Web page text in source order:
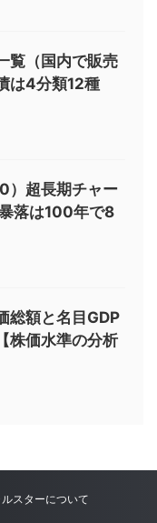
覧（国内で販売
は4分類12種
）超長期チャー
落は100年で8
総額と名目GDP
株価水準の分析
スターについて